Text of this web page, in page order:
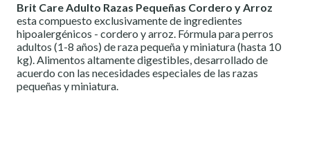
Brit Care Adulto Razas Pequeñas Cordero y Arroz
esta compuesto exclusivamente de ingredientes
hipoalergénicos - cordero y arroz. Fórmula para perros
adultos (1-8 años) de raza pequeña y miniatura (hasta 10
kg). Alimentos altamente digestibles, desarrollado de
acuerdo con las necesidades especiales de las razas
pequeñas y miniatura.